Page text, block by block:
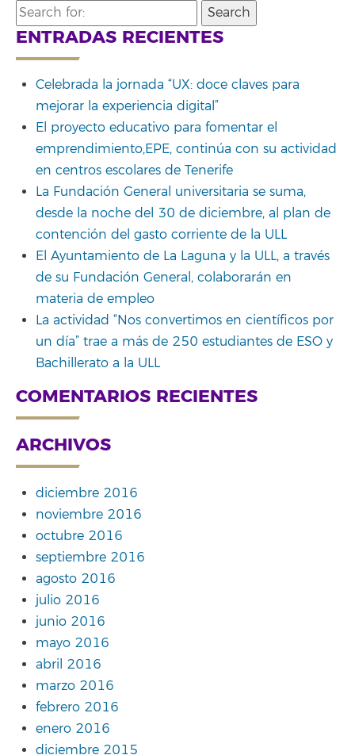
Search
for:
ENTRADAS RECIENTES
Celebrada la jornada “UX: doce claves para
mejorar la experiencia digital”
El proyecto educativo para fomentar el
emprendimiento,EPE, continúa con su actividad
en centros escolares de Tenerife
La Fundación General universitaria se suma,
desde la noche del 30 de diciembre, al plan de
contención del gasto corriente de la ULL
El Ayuntamiento de La Laguna y la ULL, a través
de su Fundación General, colaborarán en
materia de empleo
La actividad “Nos convertimos en científicos por
un día” trae a más de 250 estudiantes de ESO y
Bachillerato a la ULL
COMENTARIOS RECIENTES
ARCHIVOS
diciembre 2016
noviembre 2016
octubre 2016
septiembre 2016
agosto 2016
julio 2016
junio 2016
mayo 2016
abril 2016
marzo 2016
febrero 2016
enero 2016
diciembre 2015